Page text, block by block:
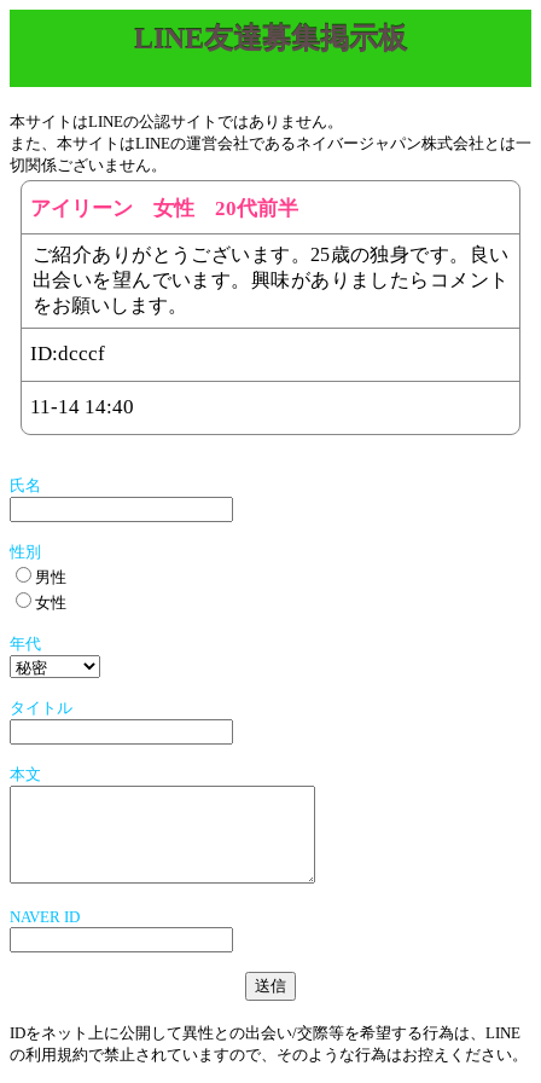
LINE友達募集掲示板
本サイトはLINEの公認サイトではありません。
また、本サイトはLINEの運営会社であるネイバージャパン株式会社とは一
切関係ございません。
アイリーン 女性 20代前半
ご紹介ありがとうございます。25歳の独身です。良い
出会いを望んでいます。興味がありましたらコメント
をお願いします。
ID:dcccf
11-14 14:40
氏名
性別
男性
女性
年代
タイトル
本文
NAVER ID
IDをネット上に公開して異性との出会い/交際等を希望する行為は、LINE
の利用規約で禁止されていますので、そのような行為はお控えください。